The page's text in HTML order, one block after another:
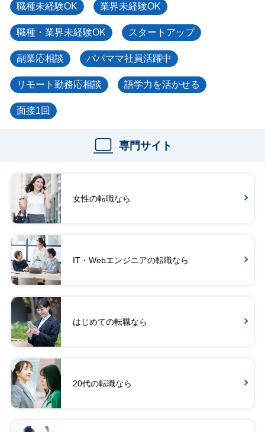
職種未経験OK 業界未経験OK
職種・業界未経験OK スタートアップ
副業応相談 パパママ社員活躍中
リモート勤務応相談 語学力を活かせる
面接1回
専門サイト
女性の転職なら
IT・Webエンジニアの転職なら
はじめての転職なら
20代の転職なら